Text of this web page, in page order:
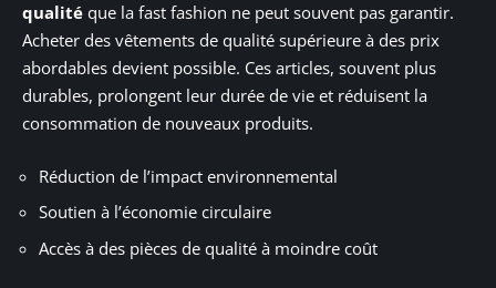
qualité que la fast fashion ne peut souvent pas garantir.
Acheter des vêtements de qualité supérieure à des prix
abordables devient possible. Ces articles, souvent plus
durables, prolongent leur durée de vie et réduisent la
consommation de nouveaux produits.
Réduction de l’impact environnemental
Soutien à l’économie circulaire
Accès à des pièces de qualité à moindre coût